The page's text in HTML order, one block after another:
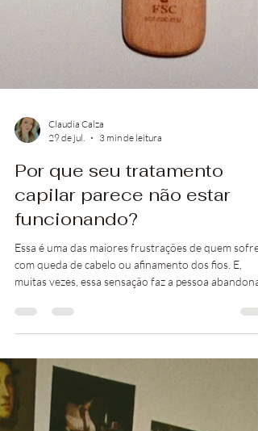
Claudia Calza
29 de jul.
3 min de leitura
Por que seu tratamento
capilar parece não estar
funcionando?
Essa é uma das maiores frustrações de quem sofre
muitas vezes, essa sensação faz a pessoa abandonar
o tratamento justamente quando ele começa a
efeito.